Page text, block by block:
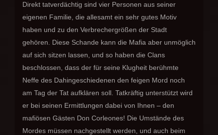
Direkt tatverdächtig sind vier Personen aus seiner
eigenen Familie, die allesamt ein sehr gutes Motiv
haben und zu den Verbrechergrößen der Stadt
gehören. Diese Schande kann die Mafia aber unmöglich
auf sich sitzen lassen, und so haben die Clans
beschlossen, dass der für seine Klugheit berühmte
Neffe des Dahingeschiedenen den feigen Mord noch
am Tag der Tat aufklären soll. Tatkräftig unterstützt wird
er bei seinen Ermittlungen dabei von Ihnen – den
mafiösen Gästen Don Corleones! Die Umstände des
Mordes müssen nachgestellt werden, und auch beim